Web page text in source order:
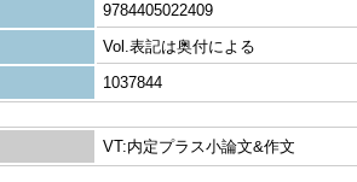
9784405022409
Vol.表記は奥付による
1037844
VT:内定プラス小論文&作文